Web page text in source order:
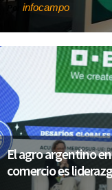
infocampo
El agro argentino
comercio es